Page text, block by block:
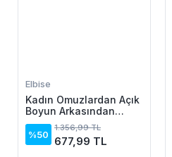
Elbise
Kadın Omuzlardan Açık
Boyun Arkasından
Bağcıklı Beli Lastikli
Kısa Süprem Elbise
%50
1.356,99 TL
677,99 TL